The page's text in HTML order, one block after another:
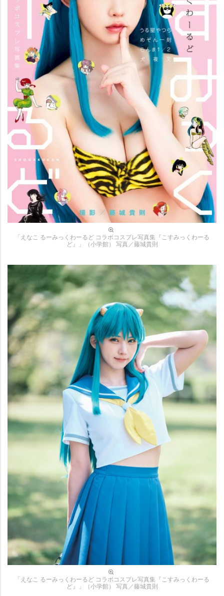
「えなこ るーみっくわーるど コラボコスプレ写真集『こすみっくわーる
ど』」（小学館） 写真／藤城貴則
「えなこ るーみっくわーるど コラボコスプレ写真集『こすみっくわーる
ど』」（小学館） 写真／藤城貴則